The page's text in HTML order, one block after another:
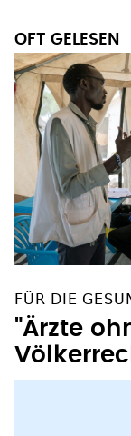
OFT GELESEN
FÜR DIE
"Ärzte